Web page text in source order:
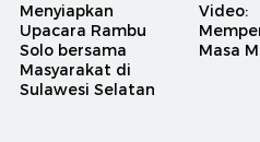
Menyiapkan
Upacara Rambu
Solo bersama
Masyarakat di
Sulawesi Selatan
Video:
Masa